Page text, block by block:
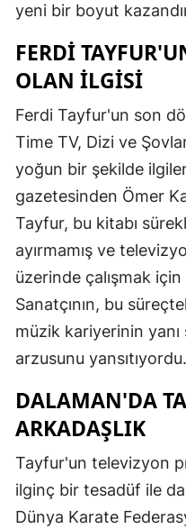
yeni bir boyut
FERDI
OLAN İLGISI
Ferdi Tayfur'un son
Time TV, Dizi ve
yoğun bir şekilde
gazetesinden Ömer
Tayfur, bu kitabı
ayırmamış ve
üzerinde çalışmak
Sanatçının, bu
müzik kariyerinin
arzusunu yansıtıyordu.
DALAMAN'DA
ARKADAŞLIK
Tayfur'un televizyon
ilginç bir tesadüf ile
Dünya Karate